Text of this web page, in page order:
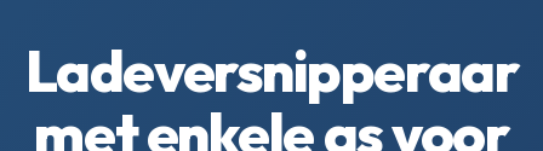
Ladeversnipperaar
met enkele as voor